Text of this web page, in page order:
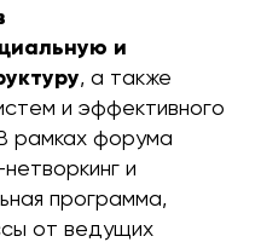
и
, а также
и эффективного
рамках форума
и
программа,
от ведущих